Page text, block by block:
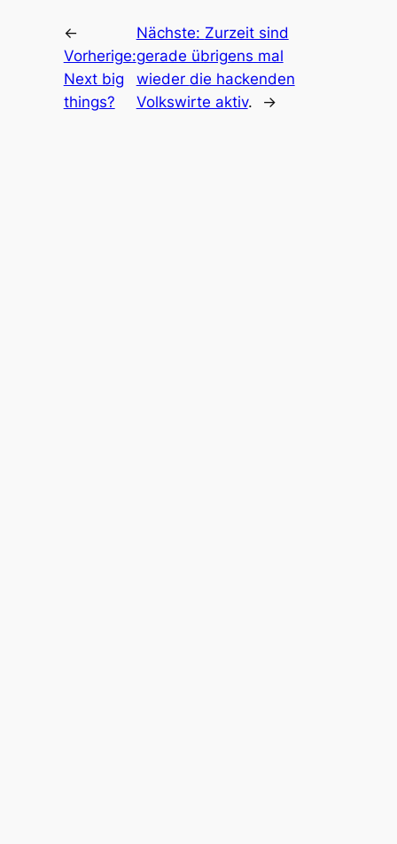
←
Vorherige:
Next big
things?
Nächste: Zurzeit sind
gerade übrigens mal
wieder die hackenden
Volkswirte aktiv. →